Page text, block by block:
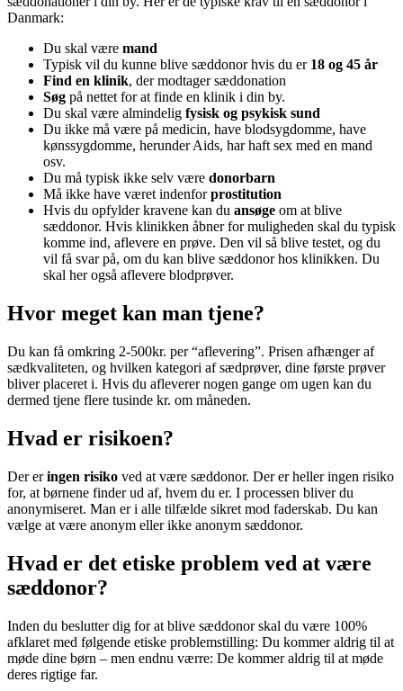
Danmark:
Du skal være mand
Typisk vil du kunne blive sæddonor hvis du er 18 og 45 år
Find en klinik, der modtager sæddonation
Søg på nettet for at finde en klinik i din by.
Du skal være almindelig fysisk og psykisk sund
Du ikke må være på medicin, have blodsygdomme, have
kønssygdomme, herunder Aids, har haft sex med en mand
osv.
Du må typisk ikke selv være donorbarn
Må ikke have været indenforprostitution
Hvis du opfylder kravene kan du ansøge om at blive
sæddonor. Hvis klinikken åbner for muligheden skal du typisk
komme ind, aflevere en prøve. Den vil så blive testet, og du
vil få svar på, om du kan blive sæddonor hos klinikken. Du
skal her også aflevere blodprøver.
Hvor meget kan man tjene?
Du kan få omkring 2-500kr. per “aflevering”. Prisen afhænger af
sædkvaliteten, og hvilken kategori af sædprøver, dine første prøver
bliver placeret i. Hvis du afleverer nogen gange om ugen kan du
dermed tjene flere tusinde kr. om måneden.
Hvad er risikoen?
Der eringen risiko ved at være sæddonor. Der er heller ingen risiko
for, at børnene finder ud af, hvem du er. I processen bliver du
anonymiseret. Man er i alle tilfælde sikret mod faderskab. Du kan
vælge at være anonym eller ikke anonym sæddonor.
Hvad er det etiske problem ved at være
sæddonor?
Inden du beslutter dig for at blive sæddonor skal du være 100%
afklaret med følgende etiske problemstilling: Du kommer aldrig til at
møde dine børn – men endnu værre: De kommer aldrig til at møde
deres rigtige far.